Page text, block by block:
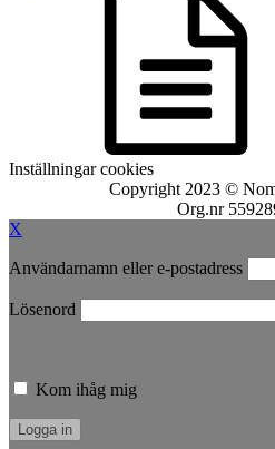
Inställningar cookies
Copyright 2023 ©
Org.nr
X
Användarnamn eller e-postadress
Lösenord
Kom ihåg mig